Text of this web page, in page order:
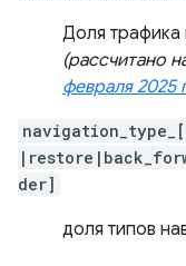
Доля трафика
(рассчитано
февраля 2025
der]
доля типов